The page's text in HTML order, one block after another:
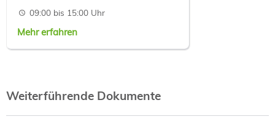
09:00 bis 15:00 Uhr
Mehr erfahren
Weiterführende Dokumente